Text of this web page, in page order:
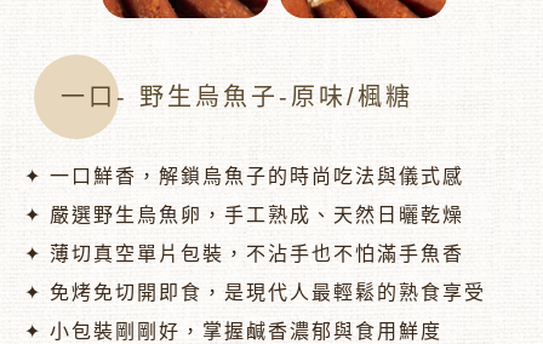
一口- 野生烏魚子-原味/楓糖
✦ 一口鮮香，解鎖烏魚子的時尚吃法與儀式感
✦ 嚴選野生烏魚卵，手工熟成、天然日曬乾燥
✦ 薄切真空單片包裝，不沾手也不怕滿手魚香
✦ 免烤免切開即食，是現代人最輕鬆的熟食享受
✦ 小包裝剛剛好，掌握鹹香濃郁與食用鮮度